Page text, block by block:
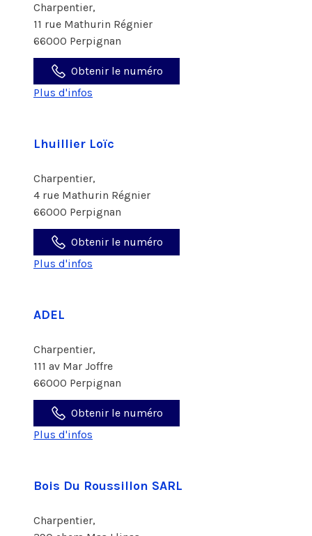
Charpentier,
11 rue Mathurin Régnier
66000 Perpignan
Obtenir le numéro
Plus d'infos
Lhuillier Loïc
Charpentier,
4 rue Mathurin Régnier
66000 Perpignan
Obtenir le numéro
Plus d'infos
ADEL
Charpentier,
111 av Mar Joffre
66000 Perpignan
Obtenir le numéro
Plus d'infos
Bois Du Roussillon SARL
Charpentier,